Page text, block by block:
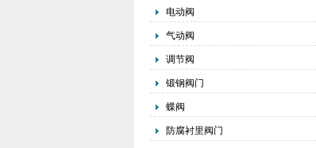
电动阀
气动阀
调节阀
锻钢阀门
蝶阀
防腐衬里阀门